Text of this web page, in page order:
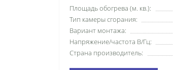
Площадь обогрева (м. кв.):
Тип камеры сгорания:
Вариант монтажа:
Напряжение/частота В/Гц:
Страна производитель: